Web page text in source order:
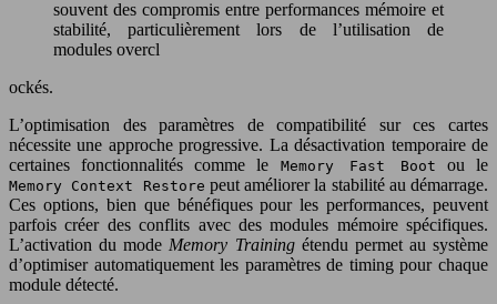
souvent des compromis entre performances mémoire et
stabilité, particulièrement lors de l’utilisation de
modules overcl
ockés.
L’optimisation des paramètres de compatibilité sur ces cartes
nécessite une approche progressive. La désactivation temporaire de
certaines fonctionnalités comme le Memory Fast Boot ou le
Memory Context Restore peut améliorer la stabilité au démarrage.
Ces options, bien que bénéfiques pour les performances, peuvent
parfois créer des conflits avec des modules mémoire spécifiques.
L’activation du mode Memory Trainingétendu permet au système
d’optimiser automatiquement les paramètres de timing pour chaque
module détecté.